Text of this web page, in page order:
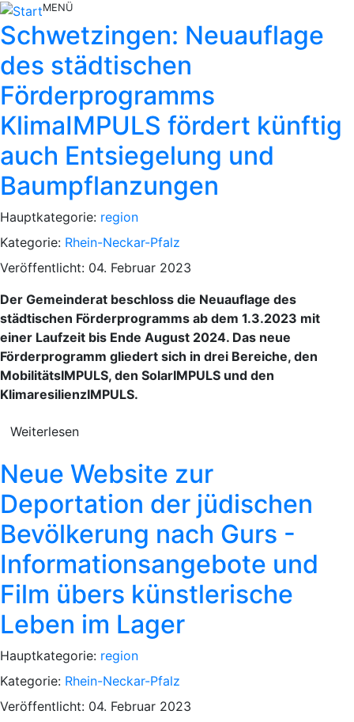
MENÜ
Schwetzingen: Neuauflage
des städtischen
Förderprogramms
KlimaIMPULS fördert künftig
auch Entsiegelung und
Baumpflanzungen
Hauptkategorie: region
Kategorie: Rhein-Neckar-Pfalz
Veröffentlicht: 04. Februar 2023
Der Gemeinderat beschloss die Neuauflage des
städtischen Förderprogramms ab dem 1.3.2023 mit
einer Laufzeit bis Ende August 2024. Das neue
Förderprogramm gliedert sich in drei Bereiche, den
MobilitätsIMPULS, den SolarIMPULS und den
KlimaresilienzIMPULS.
Weiterlesen
Neue Website zur
Deportation der jüdischen
Bevölkerung nach Gurs -
Informationsangebote und
Film übers künstlerische
Leben im Lager
Hauptkategorie: region
Kategorie: Rhein-Neckar-Pfalz
Veröffentlicht: 04. Februar 2023